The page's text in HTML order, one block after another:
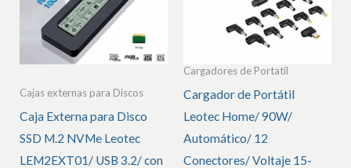
Cajas externas para Discos
Caja Externa para Disco
SSD M.2 NVMe Leotec
LEM2EXT01/ USB 3.2/ con
Cargadores de Portatil
Cargador de Portátil
Leotec Home/ 90W/
Automático/ 12
Conectores/ Voltaje 15-